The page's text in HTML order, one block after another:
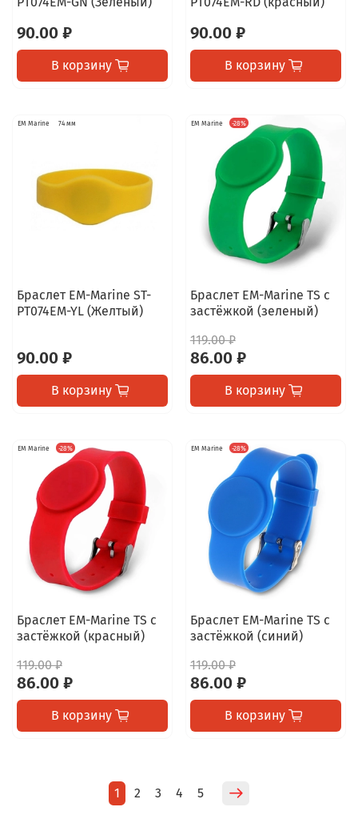
90.00 ₽
В корзину
90.00 ₽
В корзину
EM Marine 74 мм
Браслет EM-Marine ST-
PT074EM-YL (Желтый)
90.00 ₽
В корзину
EM Marine -28%
Браслет EM-Marine TS с
застёжкой (зеленый)
119.00 ₽
86.00 ₽
В корзину
EM Marine -28%
Браслет EM-Marine TS с
застёжкой (красный)
119.00 ₽
86.00 ₽
В корзину
EM Marine -28%
Браслет EM-Marine TS с
застёжкой (синий)
119.00 ₽
86.00 ₽
В корзину
1 2 3 4 5